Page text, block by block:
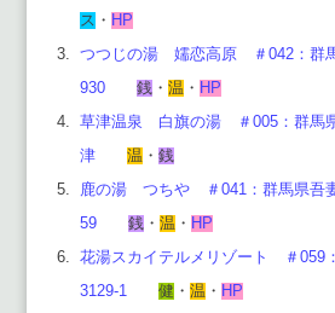
ス ・ HP
つつじの湯 嬬恋高原 ＃042：群
930
銭 ・ 温 ・ HP
草津温泉 白旗の湯 ＃005：群馬
津
温 ・ 銭
鹿の湯 つちや ＃041：群馬県吾
59
銭 ・ 温 ・ HP
花湯スカイテルメリゾート ＃059
3129-1
健 ・ 温 ・ HP